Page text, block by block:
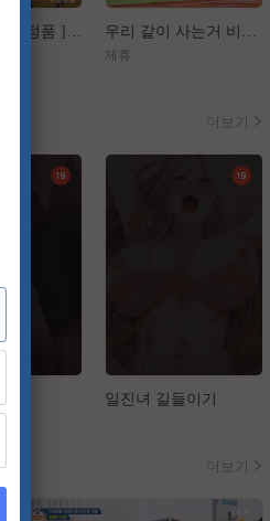
제휴
더보기
일진녀 길들이기
더보기